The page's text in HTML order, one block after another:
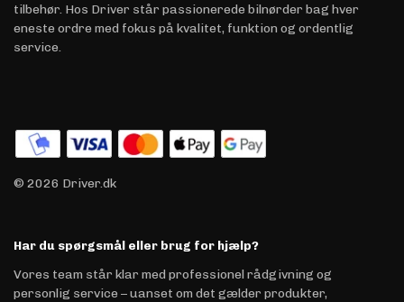
tilbehør. Hos Driver står passionerede bilnørder bag hver
eneste ordre med fokus på kvalitet, funktion og ordentlig
service.
© 2026 Driver.dk
Har du spørgsmål eller brug for hjælp?
Vores team står klar med professionel rådgivning og
personlig service – uanset om det gælder produkter,